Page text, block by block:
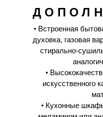
• Встроенная
духовка, газовая
стирально-
•
искусственного
• Кухонные